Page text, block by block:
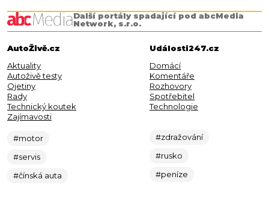
Další portály spadající pod abcMedia
Network, s.r.o.
AutoŽivě.cz
Aktuality
Autoživě testy
Ojetiny
Rady
Technický koutek
Zajímavosti
#motor
#servis
#čínská auta
Události247.cz
Domácí
Komentáře
Rozhovory
Spotřebitel
Technologie
#zdražování
#rusko
#peníze